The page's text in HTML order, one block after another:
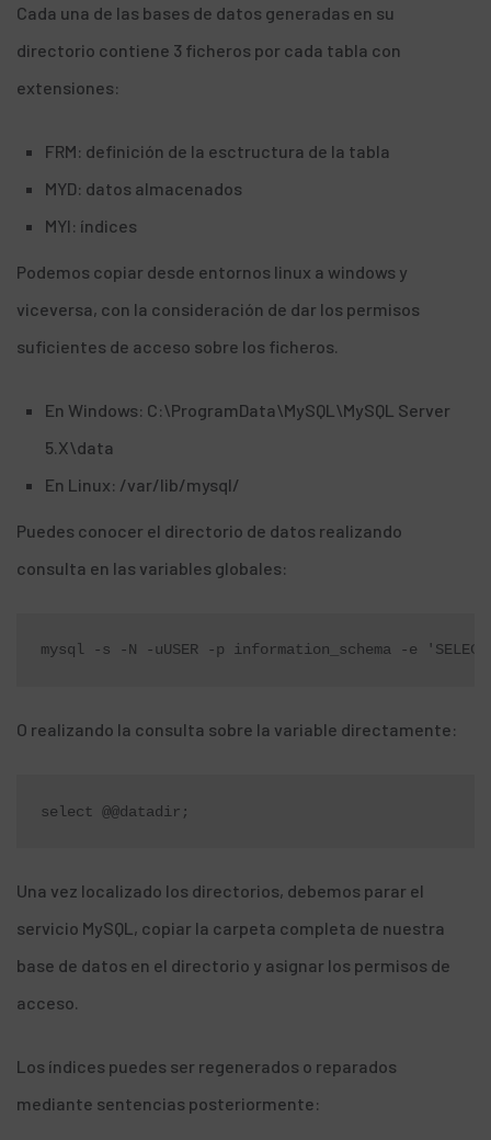
Cada una de las bases de datos generadas en su
directorio contiene 3 ficheros por cada tabla con
extensiones:
FRM: definición de la esctructura de la tabla
MYD: datos almacenados
MYI: índices
Podemos copiar desde entornos linux a windows y
viceversa, con la consideración de dar los permisos
suficientes de acceso sobre los ficheros.
En Windows: C:\ProgramData\MySQL\MySQL Server
5.X\data
En Linux: /var/lib/mysql/
Puedes conocer el directorio de datos realizando
consulta en las variables globales:
mysql -s -N -uUSER -p information_schema -e 'SELECT
O realizando la consulta sobre la variable directamente:
select @@datadir;
Una vez localizado los directorios, debemos parar el
servicio MySQL, copiar la carpeta completa de nuestra
base de datos en el directorio y asignar los permisos de
acceso.
Los índices puedes ser regenerados o reparados
mediante sentencias posteriormente: